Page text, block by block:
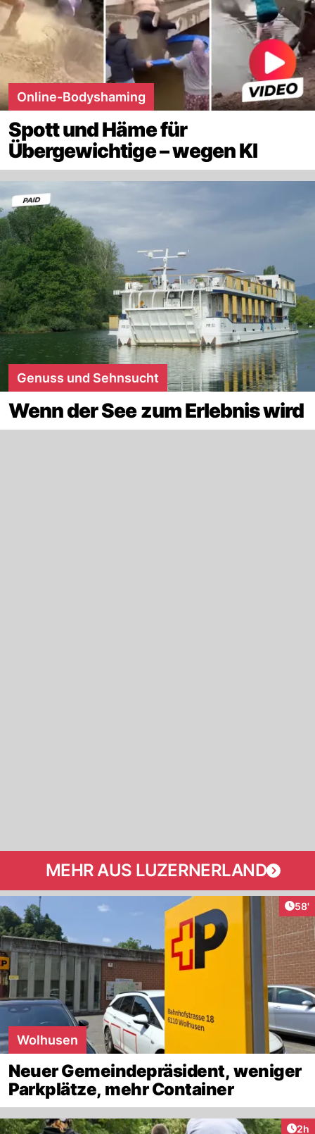
Online-Bodyshaming
Spott und Häme für
Übergewichtige – wegen KI
Genuss und Sehnsucht
Wenn der See zum Erlebnis wird
MEHR AUS LUZERNERLAND
58'
Wolhusen
Neuer Gemeindepräsident, weniger
Parkplätze, mehr Container
2h